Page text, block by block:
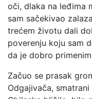
oči, dlaka na leđima
sam sačekivao
trećem životu dali
poverenju koju sam
da je dobro
Začuo se prasak
Odgajivača,